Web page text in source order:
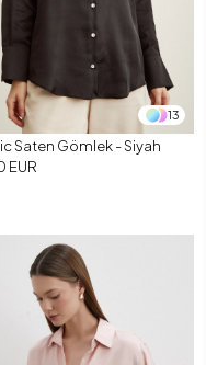
13
Saten Gömlek - Siyah
EUR